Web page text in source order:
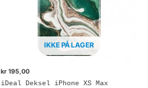
IKKE PÅ LAGER
kr195,00
iDeal Deksel iPhone XS Max